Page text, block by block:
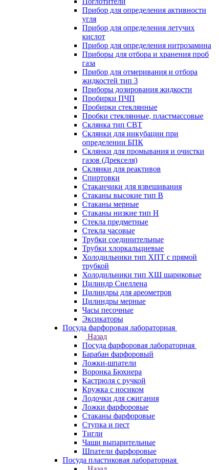
Прибор для определения активности
угля
Прибор для определения летучих
кислот
Прибор для определения нитрозамина
Приборы для отбора и хранения проб
газа
Прибор для отмеривания и отбора
жидкостей тип 3
Приборы дозирования жидкости
Пробирки ПЧП
Пробирки стеклянные
Пробки стеклянные, пластмассовые
Склянка тип СВТ
Склянки для инкубации при
определении БПК
Склянки для промывания и очистки
газов (Дрекселя)
Склянки для реактивов
Спиртовки
Стаканчики для взвешивания
Стаканы высокие тип В
Стаканы мерные
Стаканы низкие тип Н
Стекла предметные
Стекла часовые
Трубки соединительные
Трубки хлоркальциевые
Холодильники тип ХПТ с прямой
трубкой
Холодильники тип ХШ шариковые
Цилиндр Снеллена
Цилиндры для ареометров
Цилиндры мерные
Часы песочные
Эксикаторы
Посуда фарфоровая лабораторная
Назад
Посуда фарфоровая лабораторная
Барабан фарфоровый
Ложки-шпатели
Воронка Бюхнера
Кастрюля с ручкой
Кружка с носиком
Лодочки для сжигания
Ложки фарфоровые
Стаканы фарфоровые
Ступка и пест
Тигли
Чаши выпарительные
Шпатели фарфоровые
Посуда пластиковая лабораторная